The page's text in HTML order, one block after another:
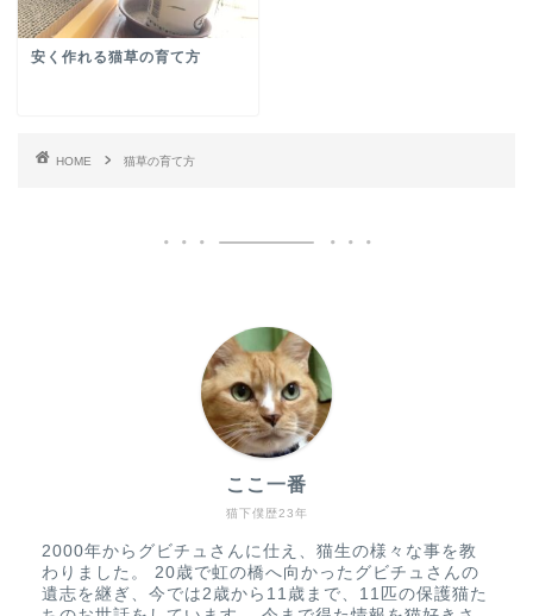
安く作れる猫草の育て方
HOME 猫草の育て方
猫下僕歴23年
ここ一番
2000年からグビチュさんに仕え、猫生の様々な事を教
わりました。 20歳で虹の橋へ向かったグビチュさんの
遺志を継ぎ、今では2歳から11歳まで、11匹の保護猫た